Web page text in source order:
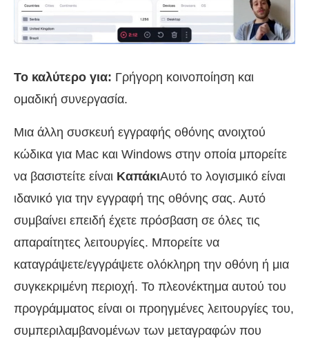
Το καλύτερο για: Γρήγορη κοινοποίηση και
ομαδική συνεργασία.
Μια άλλη συσκευή εγγραφής οθόνης ανοιχτού
κώδικα για Mac και Windows στην οποία μπορείτε
να βασιστείτε είναι ΚαπάκιΑυτό το λογισμικό είναι
ιδανικό για την εγγραφή της οθόνης σας. Αυτό
συμβαίνει επειδή έχετε πρόσβαση σε όλες τις
απαραίτητες λειτουργίες. Μπορείτε να
καταγράψετε/εγγράψετε ολόκληρη την οθόνη ή μια
συγκεκριμένη περιοχή. Το πλεονέκτημα αυτού του
προγράμματος είναι οι προηγμένες λειτουργίες του,
συμπεριλαμβανομένων των μεταγραφών που